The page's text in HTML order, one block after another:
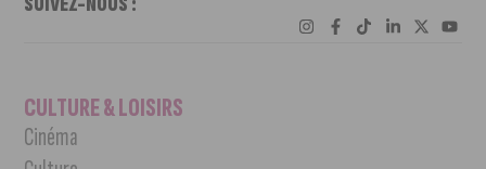
CULTURE & LOISIRS
Cinéma